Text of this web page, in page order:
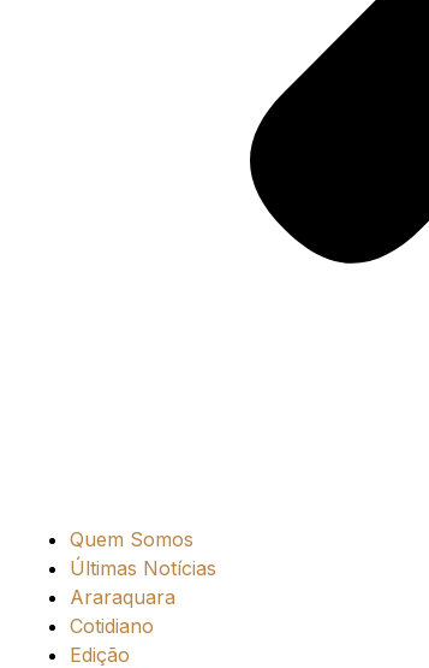
Quem Somos
Últimas Notícias
Araraquara
Cotidiano
Edição